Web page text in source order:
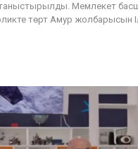
таныстырылды. Мемлекет
төрт Амур жолбарысын